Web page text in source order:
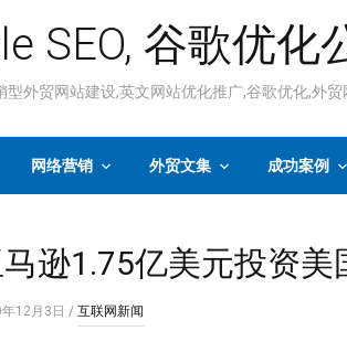
SEO, 谷歌优化
型外贸网站建设,英文网站优化推广,谷歌优化,外
网络营销 外贸文集 成功案例
逊1.75亿美元投资
12月3日 /互联网新闻